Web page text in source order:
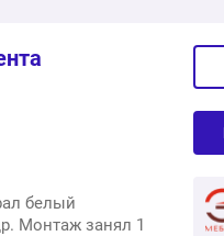
белый
Монтаж занял 1